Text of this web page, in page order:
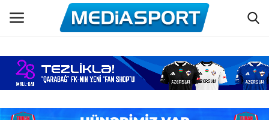
Əsas
Azərbaycan futbolu